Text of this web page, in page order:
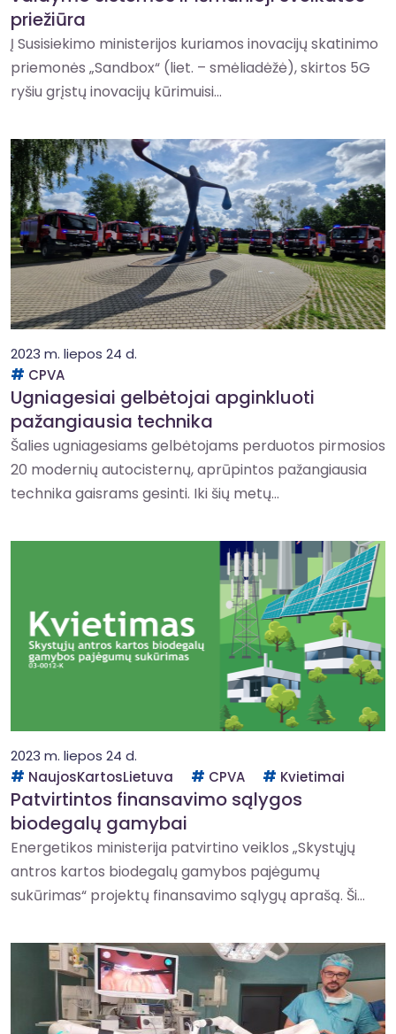
priežiūra
Į Susisiekimo ministerijos kuriamos inovacijų skatinimo
priemonės „Sandbox“ (liet. – smėliadėžė), skirtos 5G
ryšiu grįstų inovacijų kūrimuisi...
2023 m. liepos 24 d.
CPVA
Ugniagesiai gelbėtojai apginkluoti
pažangiausia technika
Šalies ugniagesiams gelbėtojams perduotos pirmosios
20 modernių autocisternų, aprūpintos pažangiausia
technika gaisrams gesinti. Iki šių metų...
2023 m. liepos 24 d.
NaujosKartosLietuva
CPVA Kvietimai
Patvirtintos finansavimo sąlygos
biodegalų gamybai
Energetikos ministerija patvirtino veiklos „Skystųjų
antros kartos biodegalų gamybos pajėgumų
sukūrimas“ projektų finansavimo sąlygų aprašą. Ši...